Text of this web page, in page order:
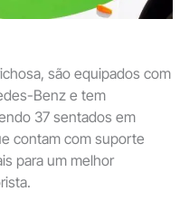
são equipados com
Benz e tem
37 sentados em
contam com suporte
para um melhor